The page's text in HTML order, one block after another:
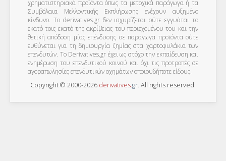
χρηματιστηριακά προϊόντα όπως τα μετοχικά παράγωγα ή τα
Συμβόλαια Μελλοντικής Εκπλήρωσης ενέχουν αυξημένο
κίνδυνο. Το derivatives.gr δεν ισχυρίζεται ούτε εγγυάται το
εκατό τοις εκατό της ακρίβειας του περιεχομένου του και την
θετική απόδοση μίας επένδυσης σε παράγωγα προϊόντα ούτε
ευθύνεται για τη δημιουργία ζημίας στα χαρτοφυλάκια των
επενδυτών. To Derivatives.gr έχει ως στόχο την εκπαίδευση και
ενημέρωση του επενδυτικού κοινού και όχι τις προτροπές σε
αγοραπωλησίες επενδυτικών οχημάτων οποιουδήποτε είδους.
Copyright © 2000-2026 derivatives.gr. All rights reserved.